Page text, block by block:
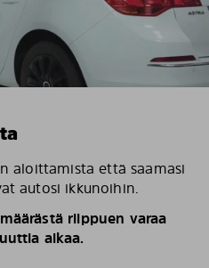
aloittamista että saamasi
autosi ikkunoihin.
riippuen varaa
aikaa.